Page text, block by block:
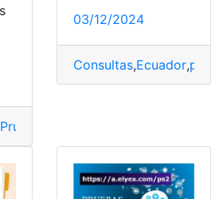
Pruebas Psicométricas
03/12/2024
Consultas,Ecuador,